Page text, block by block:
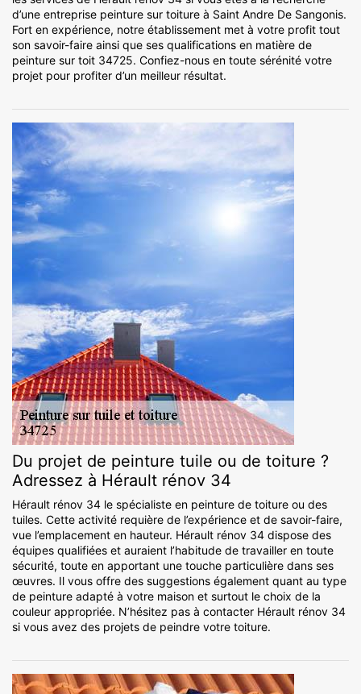
d’une entreprise peinture sur toiture à Saint Andre De Sangonis.
Fort en expérience, notre établissement met à votre profit tout
son savoir-faire ainsi que ses qualifications en matière de
peinture sur toit 34725. Confiez-nous en toute sérénité votre
projet pour profiter d’un meilleur résultat.
Du projet de peinture tuile ou de toiture ?
Adressez à Hérault rénov 34
Hérault rénov 34 le spécialiste en peinture de toiture ou des
tuiles. Cette activité requière de l’expérience et de savoir-faire,
vue l’emplacement en hauteur. Hérault rénov 34 dispose des
équipes qualifiées et auraient l’habitude de travailler en toute
sécurité, toute en apportant une touche particulière dans ses
œuvres. Il vous offre des suggestions également quant au type
de peinture adapté à votre maison et surtout le choix de la
couleur appropriée. N’hésitez pas à contacter Hérault rénov 34
si vous avez des projets de peindre votre toiture.